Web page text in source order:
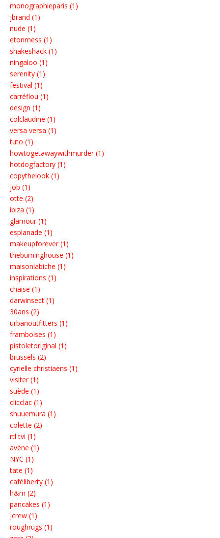
monographieparis (1)
jbrand (1)
nude (1)
etonmess (1)
shakeshack (1)
ningaloo (1)
serenity (1)
festival (1)
carréflou (1)
design (1)
colclaudine (1)
versa versa (1)
tuto (1)
howtogetawaywithmurder (1)
hotdogfactory (1)
copythelook (1)
job (1)
otte (2)
ibiza (1)
glamour (1)
esplanade (1)
makeupforever (1)
theburninghouse (1)
maisonlabiche (1)
inspirations (1)
chaise (1)
darwinsect (1)
30ans (2)
urbanoutfitters (1)
framboises (1)
pistoletoriginal (1)
brussels (2)
cyrielle christiaens (1)
visiter (1)
suède (1)
clicclac (1)
shuuemura (1)
colette (2)
rtl tvi (1)
avène (1)
NYC (1)
tate (1)
caféliberty (1)
h&m (2)
pancakes (1)
jcrew (1)
roughrugs (1)